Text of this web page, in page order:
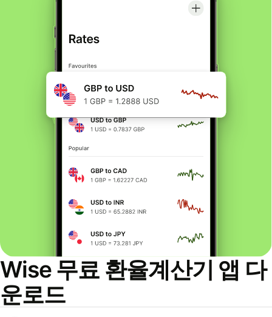
Wise 무료 환율계산기 앱 다
운로드